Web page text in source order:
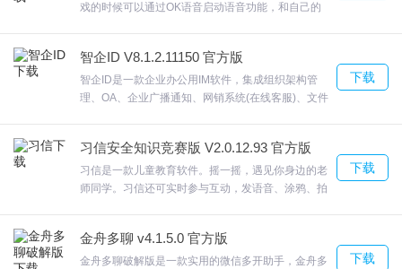
戏的时候可以通过OK语音启动语音功能，和自己的
欢迎来合众软件园下载体验。
智企ID V8.1.2.11150 官方版
智企ID是一款企业办公用IM软件，集成组织架构管
理、OA、企业广播通知、网销系统(在线客服)、文件
忘提醒，防止重要事件被遗漏，轻松管理，高效及
时。都可以通过任何设备、 任何网络，欢迎来合众软
件园下载体验。
下载
习信安全知识竞赛版 V2.0.12.93 官方版
习信是一款儿童教育软件。摇一摇，遇见你身边的老
师同学。习信还可实时参与互动，发语音、涂鸦、拍
师、检查作业、学生、解决难题、班级、家长轻松从
课堂学习到完成作业、成绩统计。欢迎来合众软件园
下载
金舟多聊 v4.1.5.0 官方版
金舟多聊破解版是一款实用的微信多开助手，金舟多
下载